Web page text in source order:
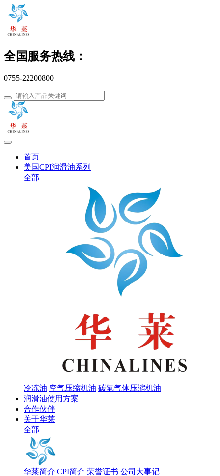
全国服务热线：
0755-22200800
首页
美国CPI润滑油系列
全部
冷冻油 空气压缩机油 碳氢气体压缩机油
润滑油使用方案
合作伙伴
关于华莱
全部
华莱简介 CPI简介 荣誉证书 公司大事记